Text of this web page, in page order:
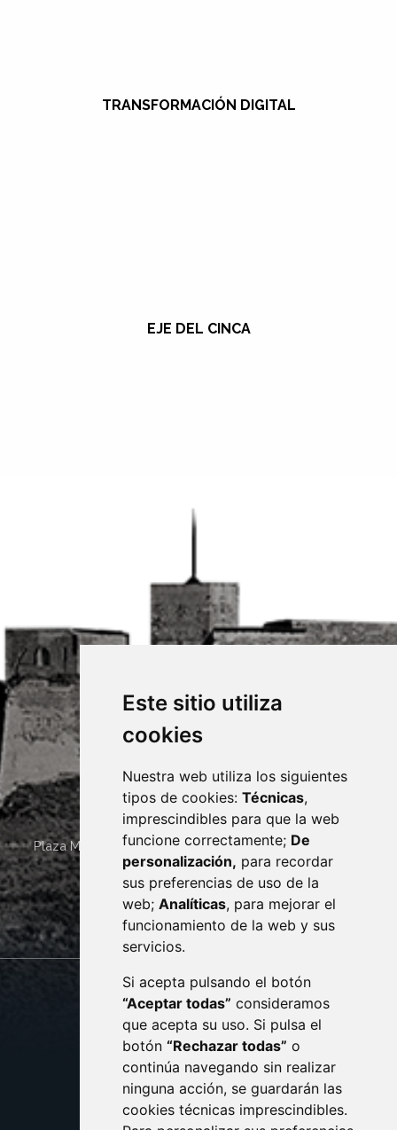
Este sitio utiliza
cookies
Nuestra web utiliza los siguientes
tipos de cookies: Técnicas,
imprescindibles para que la web
funcione correctamente; De
personalización, para recordar
sus preferencias de uso de la
web; Analíticas, para mejorar el
funcionamiento de la web y sus
servicios.
Si acepta pulsando el botón
“Aceptar todas” consideramos
que acepta su uso. Si pulsa el
botón “Rechazar todas” o
continúa navegando sin realizar
ninguna acción, se guardarán las
cookies técnicas imprescindibles.
TRANSFORMACIÓN DIGITAL
EJE DEL CINCA
Plaza Mayor 4 22400 MONZÓN - ARAGÓN (ESPAÑA)
· (34) 974 400 700 ·
sac@monzon.es
monzon.es
CONTACTO
AVISO LEGAL
PROTECCIÓN DE DATOS
POLÍTICA DE COOKIES
ACCESIBILIDAD
ENLACE EXTERNO AL